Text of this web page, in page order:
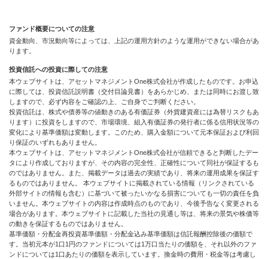
ファンド概要についての注意
資金動向、市況動向等によっては、上記の運用方針のような運用ができない場合があ
ります。
投資信託への投資に際しての注意
本ウェブサイトは、アセットマネジメントOne株式会社が作成したものです。お申込
に際しては、投資信託説明書（交付目論見書）をあらかじめ、または同時にお渡し致
しますので、必ず内容をご確認の上、ご自身でご判断ください。
投資信託は、株式や債券等の値動きのある有価証券（外貨建資産には為替リスクもあ
ります）に投資をしますので、市場環境、組入有価証券の発行者に係る信用状況等の
変化により基準価額は変動します。このため、購入金額について元本保証および利回
り保証のいずれもありません。
本ウェブサイトは、アセットマネジメントOne株式会社が信頼できると判断したデー
タにより作成しておりますが、その内容の完全性、正確性について同社が保証するも
のではありません。また、掲載データは過去の実績であり、将来の運用成果を保証す
るものではありません。 本ウェブサイトに掲載されている情報（リンクされている
外部サイトの情報も含む）に基づいて被ったいかなる損害についても一切の責任を負
いません。本ウェブサイトの内容は作成時点のものであり、今後予告なく変更される
場合があります。本ウェブサイトに記載した当社の見通し等は、将来の景気や株価等
の動きを保証するものではありません。
基準価額・分配金再投資基準価額・分配金込み基準価額は信託報酬控除後の価額で
す。当初元本が1口1円のファンドについては1万口当たりの価額を、それ以外のファ
ンドについては1口あたりの価額を表示しています。換金時の費用・税金等は考慮し